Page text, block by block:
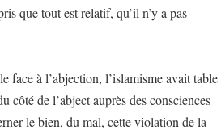
que tout est relatif, qu’il n’y a pas
face à l’abjection, l’islamisme avait table
côté de l’abject auprès des consciences
le bien, du mal, cette violation de la